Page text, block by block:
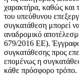
χαρακτήρα, καθώς και
του υπεύθυνου
συγκατάθεση μπορεί
αναδρομικό
679/2016 ΕΕ).
συγκατάθεσης προς
επομένως η
κάθε πρόσφορο τρόπο.